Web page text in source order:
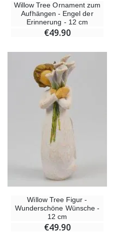
Willow Tree Ornament zum
Aufhängen - Engel der
Erinnerung - 12 cm
€49.90
Willow Tree Figur -
Wunderschöne Wünsche -
12 cm
€49.90